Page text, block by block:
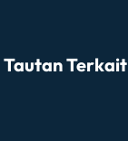
Tautan Terkait